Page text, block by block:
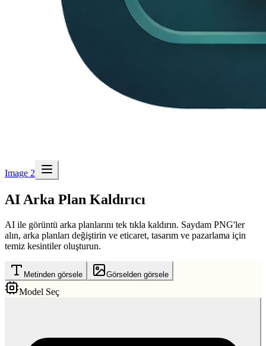
Image 2
AI Arka Plan Kaldırıcı
AI ile görüntü arka planlarını tek tıkla kaldırın. Saydam PNG'ler
alın, arka planları değiştirin ve eticaret, tasarım ve pazarlama için
temiz kesintiler oluşturun.
Metinden görsele Görselden görsele
Model Seç